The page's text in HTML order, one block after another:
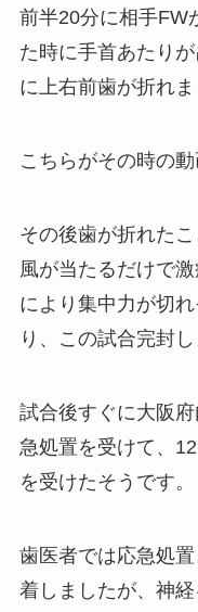
前半20分に相手FW
た時に手首あたり
に上右前歯が折れま
こちらがその時の動
その後歯が折れた
風が当たるだけで
により集中力が切
り、この試合完封し
試合後すぐに大阪
急処置を受けて、
を受けたそうです。
歯医者では応急処
着しましたが、神